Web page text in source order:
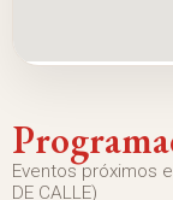
Eventos próximos
DE CALLE)